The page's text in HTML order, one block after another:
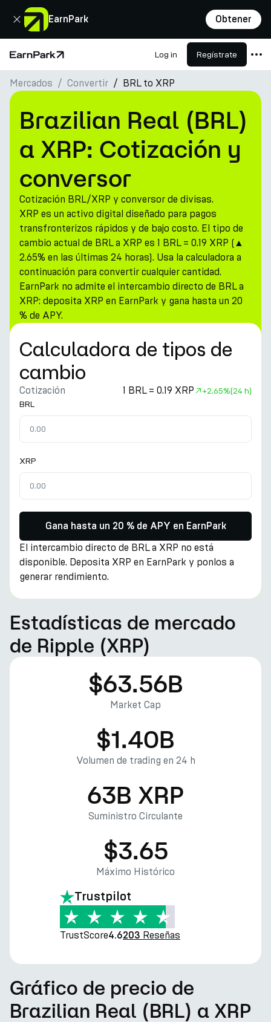
EarnPark Obtener
Cerrar
Página de inicio Log in Regístrate
Productos
Mercados
Calculadoras
PARK Token
Recursos
Compañía
Mercados Convertir BRL to XRP
Brazilian Real (BRL)
a XRP: Cotización y
conversor
Cotización BRL/XRP y conversor de divisas.
XRP es un activo digital diseñado para pagos
transfronterizos rápidos y de bajo costo. El tipo de
cambio actual de BRL a XRP es 1 BRL = 0.19 XRP (▲
2.65% en las últimas 24 horas). Usa la calculadora a
continuación para convertir cualquier cantidad.
EarnPark no admite el intercambio directo de BRL a
XRP: deposita XRP en EarnPark y gana hasta un 20
% de APY.
Calculadora de tipos de
cambio
Cotización 1 BRL = 0.19 XRP +2.65%(24 h)
BRL
XRP
Gana hasta un 20 % de APY en EarnPark
El intercambio directo de BRL a XRP no está
disponible. Deposita XRP en EarnPark y ponlos a
generar rendimiento.
Estadísticas de mercado
de Ripple (XRP)
$63.56B
Market Cap
$1.40B
Volumen de trading en 24 h
63B XRP
Suministro Circulante
$3.65
Máximo Histórico
Trustpilot
TrustScore4.6203 Reseñas
Gráfico de precio de
Brazilian Real (BRL) a XRP